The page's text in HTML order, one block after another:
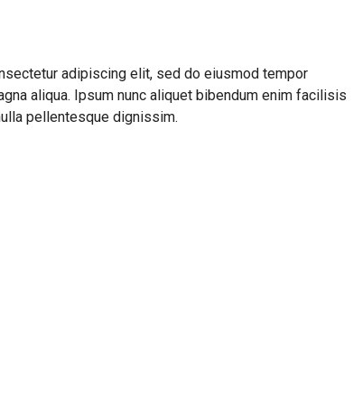
adipiscing elit, sed do eiusmod tempor
aliqua. Ipsum nunc aliquet bibendum enim facilisis
pellentesque dignissim.